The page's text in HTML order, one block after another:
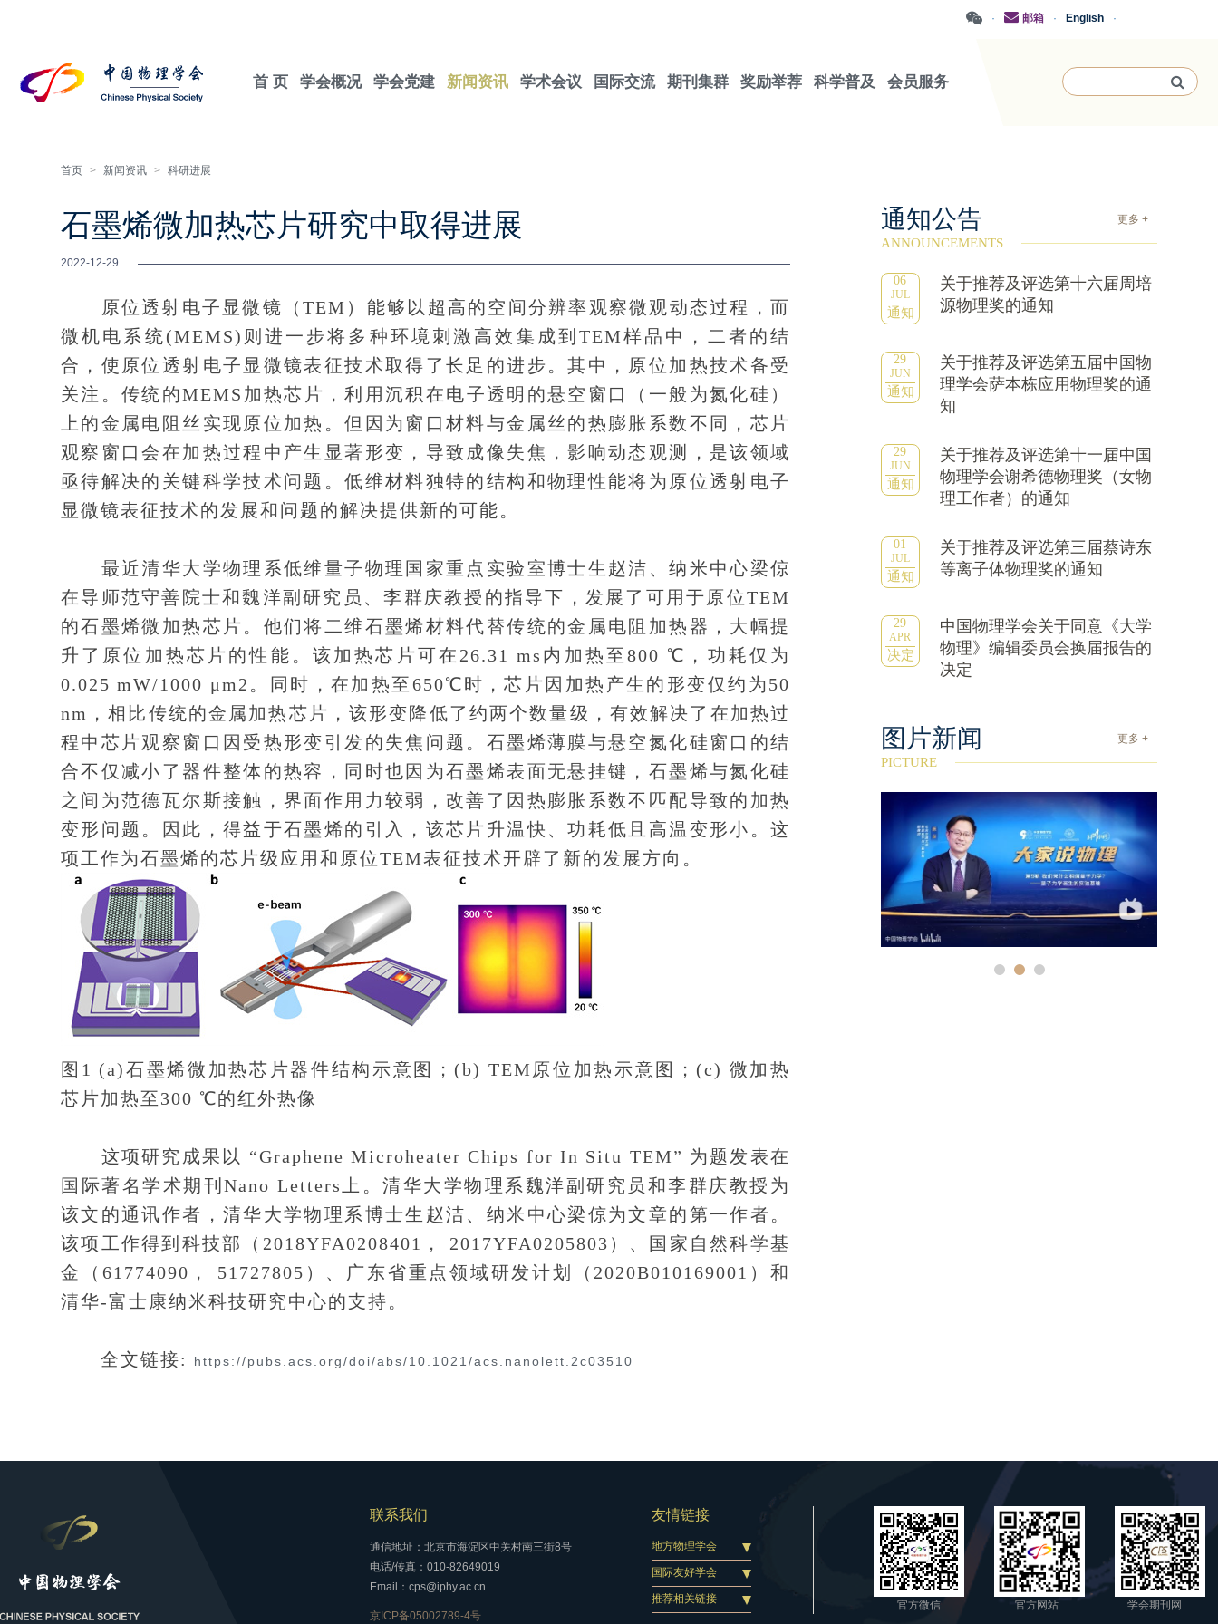
·
English
·
邮箱
·
首 页 学会概况 学会党建 新闻资讯 学术会议 国际交流 期刊集群 奖励举荐 科学普及 会员服务
首页 > 新闻资讯 > 科研进展
石墨烯微加热芯片研究中取得进展
2022-12-29
原位透射电子显微镜（TEM）能够以超高的空间分辨率观察微观动态过程，而
微机电系统(MEMS)则进一步将多种环境刺激高效集成到TEM样品中，二者的结
合，使原位透射电子显微镜表征技术取得了长足的进步。其中，原位加热技术备受
关注。传统的MEMS加热芯片，利用沉积在电子透明的悬空窗口（一般为氮化硅）
上的金属电阻丝实现原位加热。但因为窗口材料与金属丝的热膨胀系数不同，芯片
观察窗口会在加热过程中产生显著形变，导致成像失焦，影响动态观测，是该领域
亟待解决的关键科学技术问题。低维材料独特的结构和物理性能将为原位透射电子
显微镜表征技术的发展和问题的解决提供新的可能。
最近清华大学物理系低维量子物理国家重点实验室博士生赵洁、纳米中心梁倞
在导师范守善院士和魏洋副研究员、李群庆教授的指导下，发展了可用于原位TEM
的石墨烯微加热芯片。他们将二维石墨烯材料代替传统的金属电阻加热器，大幅提
升了原位加热芯片的性能。该加热芯片可在26.31 ms内加热至800 ℃，功耗仅为
0.025 mW/1000 μm2。同时，在加热至650℃时，芯片因加热产生的形变仅约为50
nm，相比传统的金属加热芯片，该形变降低了约两个数量级，有效解决了在加热过
程中芯片观察窗口因受热形变引发的失焦问题。石墨烯薄膜与悬空氮化硅窗口的结
合不仅减小了器件整体的热容，同时也因为石墨烯表面无悬挂键，石墨烯与氮化硅
之间为范德瓦尔斯接触，界面作用力较弱，改善了因热膨胀系数不匹配导致的加热
变形问题。因此，得益于石墨烯的引入，该芯片升温快、功耗低且高温变形小。这
项工作为石墨烯的芯片级应用和原位TEM表征技术开辟了新的发展方向。
图1 (a)石墨烯微加热芯片器件结构示意图；(b) TEM原位加热示意图；(c) 微加热
芯片加热至300 ℃的红外热像
这项研究成果以 “Graphene Microheater Chips for In Situ TEM” 为题发表在
国际著名学术期刊Nano Letters上。清华大学物理系魏洋副研究员和李群庆教授为
该文的通讯作者，清华大学物理系博士生赵洁、纳米中心梁倞为文章的第一作者。
该项工作得到科技部（2018YFA0208401， 2017YFA0205803）、国家自然科学基
金（61774090， 51727805）、广东省重点领域研发计划（2020B010169001）和
清华-富士康纳米科技研究中心的支持。
全文链接: https://pubs.acs.org/doi/abs/10.1021/acs.nanolett.2c03510
通知公告 更多 +
ANNOUNCEMENTS
06
JUL
通知
关于推荐及评选第十六届周培
源物理奖的通知
29
JUN
通知
关于推荐及评选第五届中国物
理学会萨本栋应用物理奖的通
知
29
JUN
通知
关于推荐及评选第十一届中国
物理学会谢希德物理奖（女物
理工作者）的通知
01
JUL
通知
关于推荐及评选第三届蔡诗东
等离子体物理奖的通知
29
APR
决定
中国物理学会关于同意《大学
物理》编辑委员会换届报告的
决定
更多 +
图片新闻
PICTURE
官方微信 官方网站 学会期刊网
联系我们
通信地址：北京市海淀区中关村南三街8号
电话/传真：010-82649019
Email：cps@iphy.ac.cn
京ICP备05002789-4号
友情链接
地方物理学会
国际友好学会
推荐相关链接